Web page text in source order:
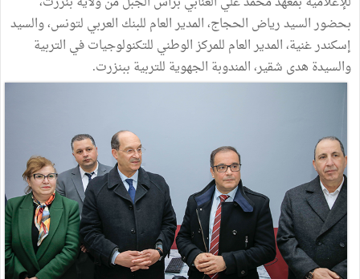
بحضور السيد رياض الحجاج، المدير العام للبنك العربي لتونس، والسيد
إسكندر غنية، المدير العام للمركز الوطني للتكنولوجيات في التربية
والسيدة هدى شقير، المندوبة الجهوية للتربية ببنزرت.